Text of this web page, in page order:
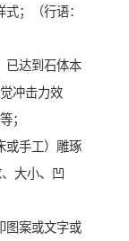
；（行语：
已达到石体本
冲击力效
；
或手工）雕琢
大小、凹
图案或文字或